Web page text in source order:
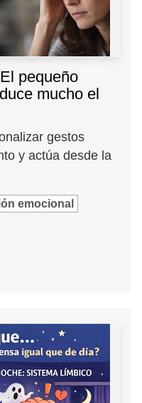
pequeño
mucho el
gestos
y actúa desde la
emocional